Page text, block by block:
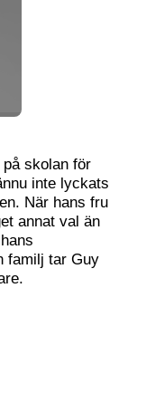
skolan för
inte lyckats
När hans fru
annat val än
familj tar Guy